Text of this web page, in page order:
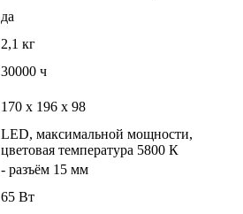
да
2,1 кг
30000 ч
170 x 196 x 98
LED, максимальной мощности,
цветовая температура 5800 К
- разъём 15 мм
65 Вт